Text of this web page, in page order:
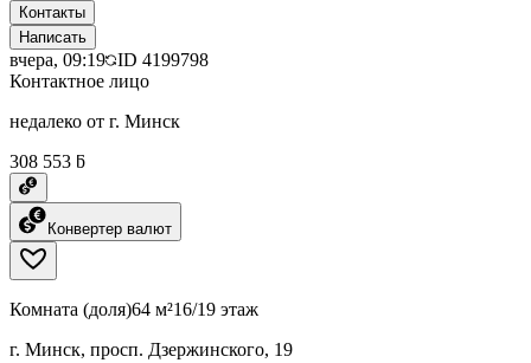
Контакты
Написать
вчера, 09:19 ID 4199798
Контактное лицо
недалеко от г. Минск
308 553 ƃ
Конвертер валют
Комната (доля)64 м²16/19 этаж
г. Минск, просп. Дзержинского, 19